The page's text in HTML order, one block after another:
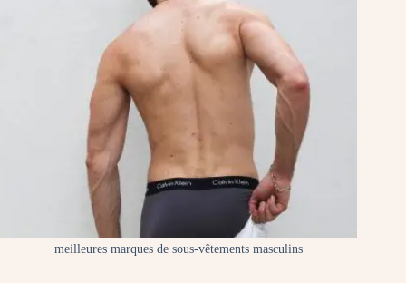
meilleures marques de sous-vêtements masculins